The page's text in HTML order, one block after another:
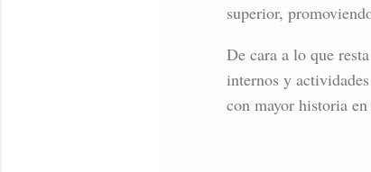
superior,
De cara a lo que
internos y
con mayor historia